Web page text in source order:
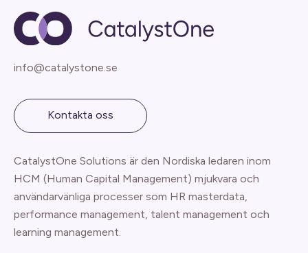
info@catalystone.se
Kontakta oss
CatalystOne Solutions är den Nordiska ledaren inom
HCM (Human Capital Management) mjukvara och
användarvänliga processer som HR masterdata,
performance management, talent management och
learning management.